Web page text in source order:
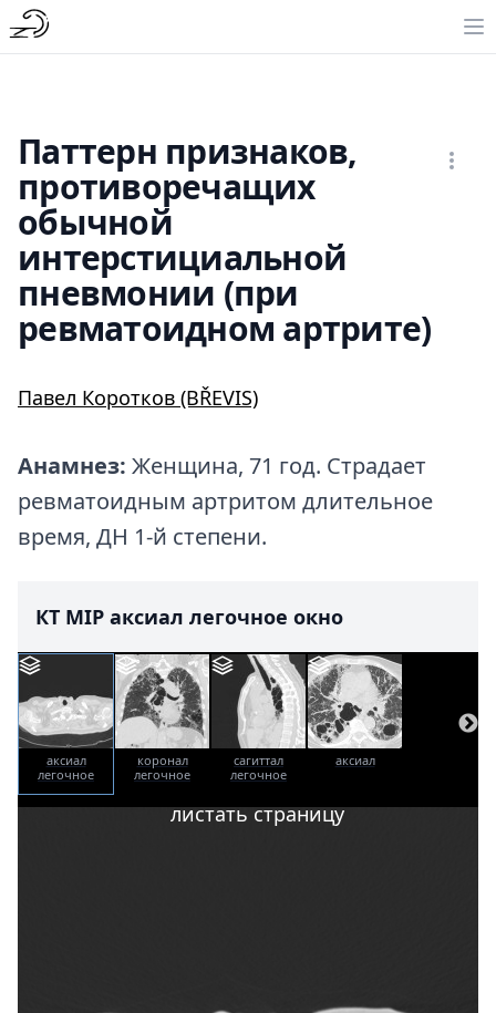
Паттерн признаков,
противоречащих
обычной
интерстициальной
пневмонии (при
ревматоидном артрите)
Павел Коротков (BŘEVIS)
Анамнез: Женщина, 71 год. Страдает
ревматоидным артритом длительное
время, ДН 1-й степени.
КТ MIP аксиал легочное окно
аксиал
легочное
коронал
легочное
сагиттал
легочное
аксиал
листать страницу